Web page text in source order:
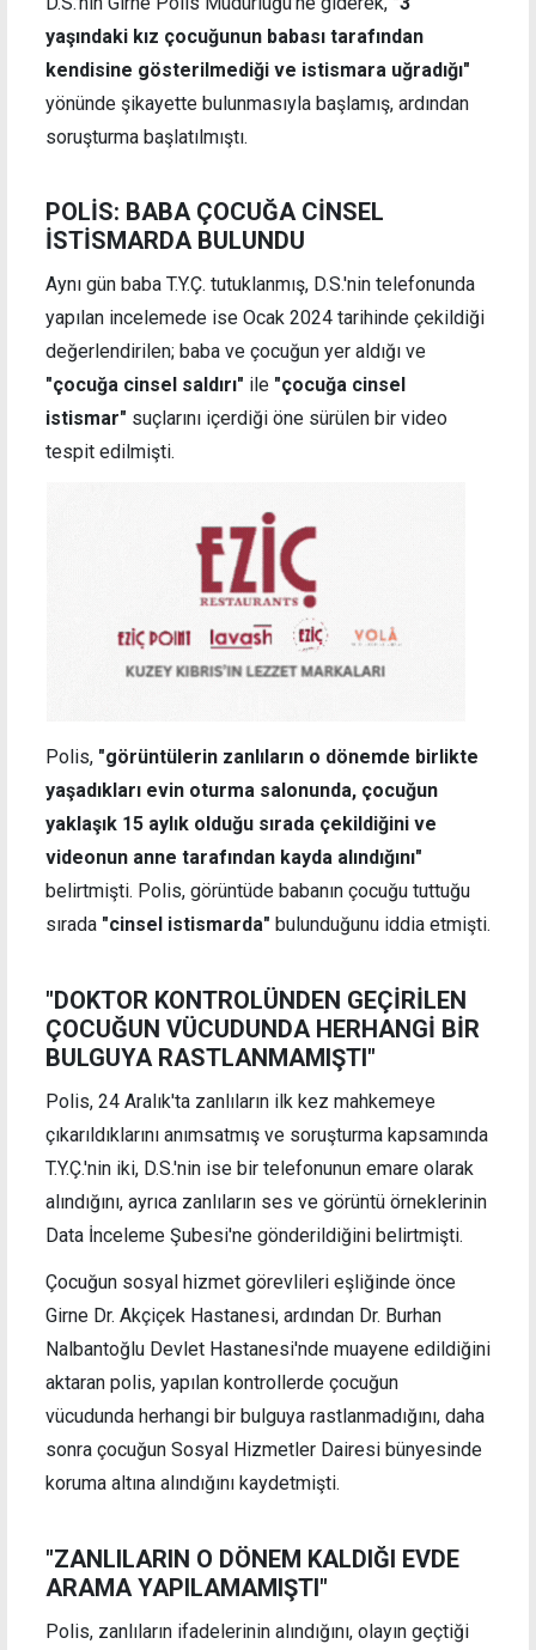
yaşındaki kız çocuğunun babası tarafından
kendisine gösterilmediği ve istismara uğradığı"
yönünde şikayette bulunmasıyla başlamış, ardından
soruşturma başlatılmıştı.
POLİS: BABA ÇOCUĞA CİNSEL
İSTİSMARDA BULUNDU
Aynı gün baba T.Y.Ç. tutuklanmış, D.S.'nin telefonunda
yapılan incelemede ise Ocak 2024 tarihinde çekildiği
değerlendirilen; baba ve çocuğun yer aldığı ve
"çocuğa cinsel saldırı" ile "çocuğa cinsel
istismar" suçlarını içerdiği öne sürülen bir video
tespit edilmişti.
Polis, "görüntülerin zanlıların o dönemde birlikte
yaşadıkları evin oturma salonunda, çocuğun
yaklaşık 15 aylık olduğu sırada çekildiğini ve
videonun anne tarafından kayda alındığını"
belirtmişti. Polis, görüntüde babanın çocuğu tuttuğu
sırada "cinsel istismarda" bulunduğunu iddia etmişti.
"DOKTOR KONTROLÜNDEN GEÇİRİLEN
ÇOCUĞUN VÜCUDUNDA HERHANGİ BİR
BULGUYA RASTLANMAMIŞTI"
Polis, 24 Aralık'ta zanlıların ilk kez mahkemeye
çıkarıldıklarını anımsatmış ve soruşturma kapsamında
T.Y.Ç.'nin iki, D.S.'nin ise bir telefonunun emare olarak
alındığını, ayrıca zanlıların ses ve görüntü örneklerinin
Data İnceleme Şubesi'ne gönderildiğini belirtmişti.
Çocuğun sosyal hizmet görevlileri eşliğinde önce
Girne Dr. Akçiçek Hastanesi, ardından Dr. Burhan
Nalbantoğlu Devlet Hastanesi'nde muayene edildiğini
aktaran polis, yapılan kontrollerde çocuğun
vücudunda herhangi bir bulguya rastlanmadığını, daha
sonra çocuğun Sosyal Hizmetler Dairesi bünyesinde
koruma altına alındığını kaydetmişti.
"ZANLILARIN O DÖNEM KALDIĞI EVDE
ARAMA YAPILAMAMIŞTI"
Polis, zanlıların ifadelerinin alındığını, olayın geçtiği